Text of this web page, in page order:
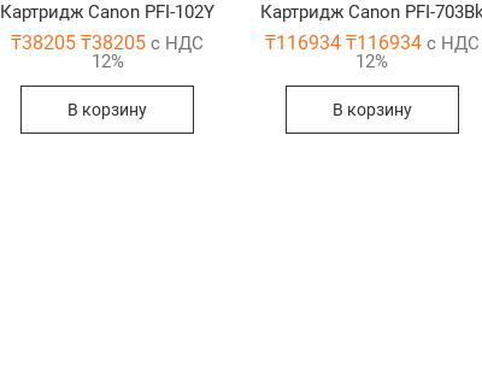
Картридж Canon PFI-102Y
₸38205 ₸38205 с НДС
12%
В корзину
Картридж Canon PFI-
₸116934 ₸116934с НДС
12%
В корзину